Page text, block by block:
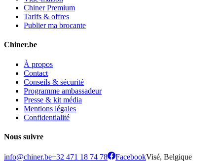
Chiner Premium
Tarifs & offres
Publier ma brocante
Chiner.be
À propos
Contact
Conseils & sécurité
Programme ambassadeur
Presse & kit média
Mentions légales
Confidentialité
Nous suivre
info@chiner.be+32 471 18 74 78 FacebookVisé, Belgique